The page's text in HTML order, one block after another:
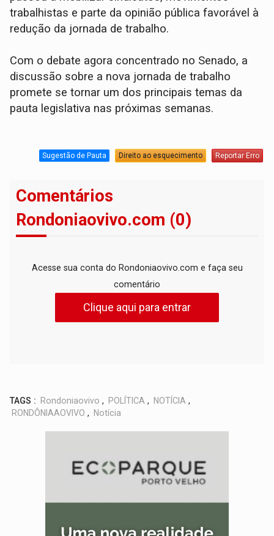
trabalhistas e parte da opinião pública favorável à
redução da jornada de trabalho.
Com o debate agora concentrado no Senado, a
discussão sobre a nova jornada de trabalho
promete se tornar um dos principais temas da
pauta legislativa nas próximas semanas.
Sugestão de Pauta Direito ao esquecimento Reportar Erro
Comentários
Rondoniaovivo.com (0)
Acesse sua conta do Rondoniaovivo.com e faça seu
comentário
Clique aqui para entrar
TAGS : Rondoniaovivo , POLÍTICA , NOTÍCIA ,
RONDÔNIAAOVIVO , Notícia